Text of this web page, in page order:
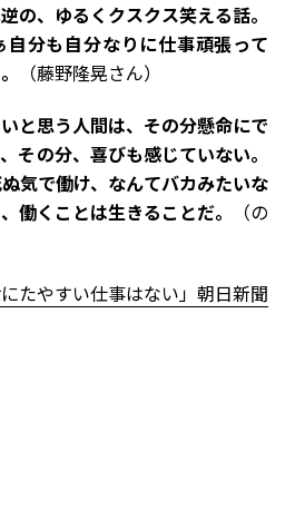
の、ゆるくクスクス笑える話。
分も自分なりに仕事頑張って
（藤野隆晃さん）
と思う人間は、その分懸命にで
その分、喜びも感じていない。
気で働け、なんてバカみたいな
働くことは生きることだ。
（の
たやすい仕事はない」朝日新聞